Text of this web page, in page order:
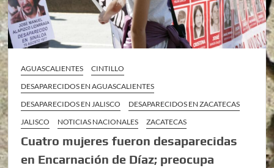
AGUASCALIENTES
CINTILLO
DESAPARECIDOS EN AGUASCALIENTES
DESAPARECIDOS EN JALISCO
DESAPARECIDOS EN ZACATECAS
JALISCO
NOTICIAS NACIONALES ZACATECAS
Cuatro mujeres fueron desaparecidas
en Encarnación de Díaz; preocupa